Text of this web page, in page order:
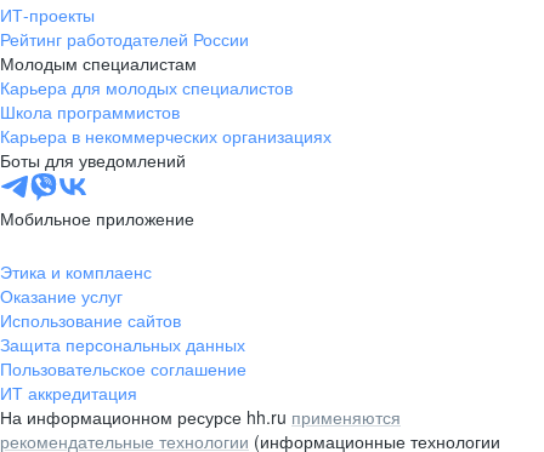
ИТ-проекты
Рейтинг работодателей России
Молодым специалистам
Карьера для молодых специалистов
Школа программистов
Карьера в некоммерческих организациях
Боты для уведомлений
Мобильное приложение
Этика и комплаенс
Оказание услуг
Использование сайтов
Защита персональных данных
Пользовательское соглашение
ИТ аккредитация
На информационном ресурсе hh.ru применяются
рекомендательные технологии (информационные технологии